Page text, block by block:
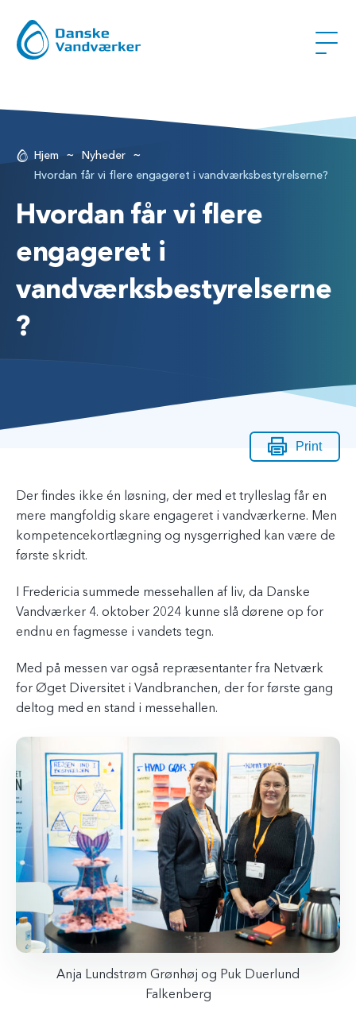
Hjem ~ Nyheder ~
Hvordan får vi flere engageret i vandværksbestyrelserne?
Hvordan får vi flere
engageret i
vandværksbestyrelserne
?
Print
Der findes ikke én løsning, der med et trylleslag får en
mere mangfoldig skare engageret i vandværkerne. Men
kompetencekortlægning og nysgerrighed kan være de
første skridt.
I Fredericia summede messehallen af liv, da Danske
Vandværker 4. oktober 2024 kunne slå dørene op for
endnu en fagmesse i vandets tegn.
Med på messen var også repræsentanter fra Netværk
for Øget Diversitet i Vandbranchen, der for første gang
deltog med en stand i messehallen.
Anja Lundstrøm Grønhøj og Puk Duerlund
Falkenberg